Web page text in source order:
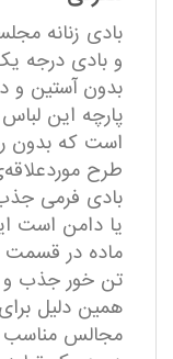
بادی زنانه
و بادی درجه
بدون آستین و
پارچه این
است که بدون
طرح
بادی فرمی
یا دامن است
ماده در قسمت
تن خور جذب و
همین دلیل
مجالس مناسب